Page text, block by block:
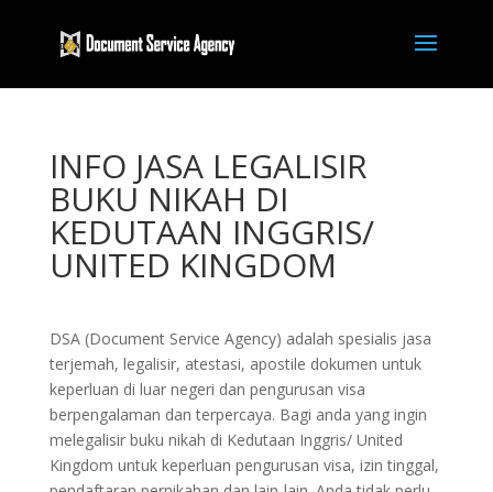
INFO JASA LEGALISIR
BUKU NIKAH DI
KEDUTAAN INGGRIS/
UNITED KINGDOM
DSA (Document Service Agency) adalah spesialis jasa
terjemah, legalisir, atestasi, apostile dokumen untuk
keperluan di luar negeri dan pengurusan visa
berpengalaman dan terpercaya. Bagi anda yang ingin
melegalisir buku nikah di Kedutaan Inggris/ United
Kingdom untuk keperluan pengurusan visa, izin tinggal,